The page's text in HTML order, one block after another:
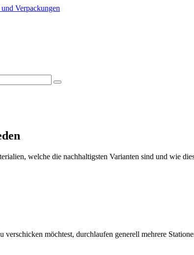
welche die nachhaltigsten Varianten sind und wie
verschicken möchtest, durchlaufen generell mehrere